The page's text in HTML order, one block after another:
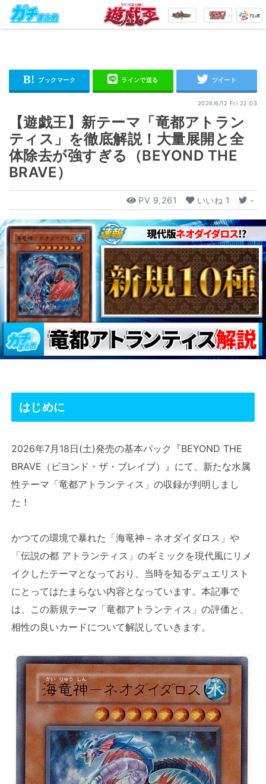
2026/6/12 Fri 22:03
【遊戯王】新テーマ「竜都アトラン
ティス」を徹底解説！大量展開と全
体除去が強すぎる（BEYOND THE
BRAVE）
PV 9,261 いいね 1 -
はじめに
2026年7月18日(土)発売の基本パック『BEYOND THE
BRAVE（ビヨンド・ザ・ブレイブ）』にて、新たな水属
性テーマ「竜都アトランティス」の収録が判明しまし
た！
かつての環境で暴れた「海竜神－ネオダイダロス」や
「伝説の都 アトランティス」のギミックを現代風にリメ
イクしたテーマとなっており、当時を知るデュエリスト
にとってはたまらない内容となっています。本記事で
は、この新規テーマ「竜都アトランティス」の評価と、
相性の良いカードについて解説していきます。